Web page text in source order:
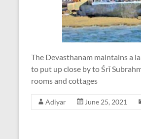
The Devasthanam maintains a
to put up close by to Śrī
rooms and cottages
Adiyar June 25, 2021